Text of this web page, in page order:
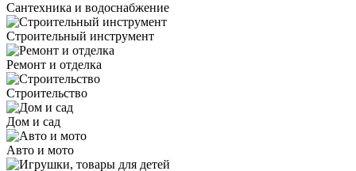
Сантехника и водоснабжение
Строительный инструмент
Ремонт и отделка
Строительство
Дом и сад
Авто и мото